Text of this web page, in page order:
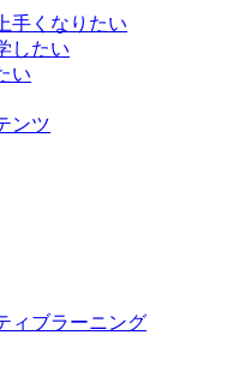
手くなりたい
したい
い
ンツ
ィブラーニング